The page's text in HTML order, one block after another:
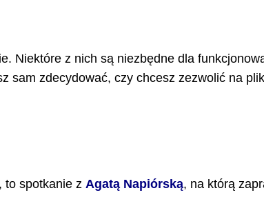
, to spotkanie z Agatą Napiórską, na którą
Niektóre z nich są niezbędne dla
sam zdecydować, czy chcesz zezwolić na